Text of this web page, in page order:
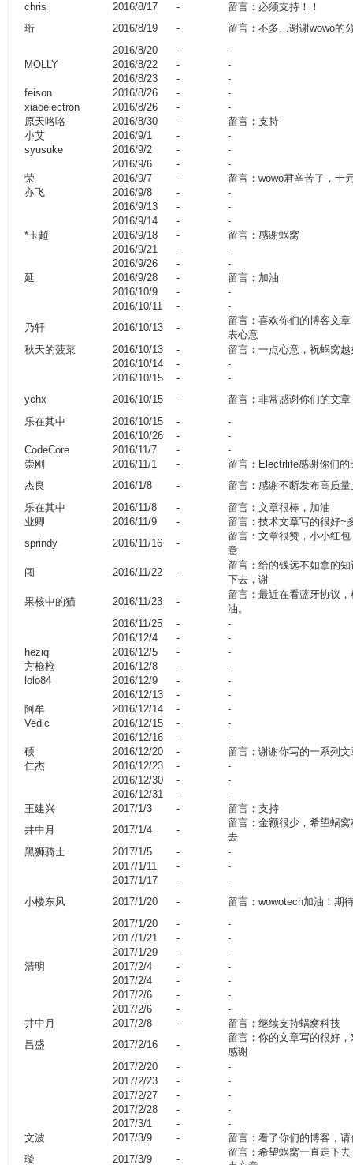
chris
2016/8/17 -
留言：必须支持！！
珩
2016/8/19 -
留言：不多…谢谢wowo的
2016/8/20
-
-
MOLLY
2016/8/22 -
-
2016/8/23
-
-
feison
2016/8/26 -
-
xiaoelectron
2016/8/26 -
-
原天咯咯
2016/8/30 -
留言：支持
小艾
2016/9/1 -
-
syusuke
2016/9/2 -
-
2016/9/6
-
-
荣
2016/9/7 -
留言：wowo君辛苦了，十
亦飞
2016/9/8 -
-
2016/9/13
-
-
2016/9/14
-
-
*玉超
2016/9/18 -
留言：感谢蜗窝
2016/9/21
-
-
2016/9/26
-
-
延
2016/9/28 -
留言：加油
2016/10/9
-
-
2016/10/11
-
-
乃轩
2016/10/13 -
留言：喜欢你们的博客文
表心意
秋天的菠菜
2016/10/13 -
留言：一点心意，祝蜗窝
2016/10/14
-
-
2016/10/15
-
-
ychx
2016/10/15 -
留言：非常感谢你们的文
乐在其中
2016/10/15 -
-
2016/10/26
-
-
CodeCore
2016/11/7 -
-
崇刚
2016/11/1 -
留言：Electrlife感谢你们的
杰良
2016/1/8 -
留言：感谢不断发布高质
乐在其中
2016/11/8 -
留言：文章很棒，加油
业卿
2016/11/9 -
留言：技术文章写的很好~
sprindy
2016/11/16 -
留言：文章很赞，小小红
意
闯
2016/11/22 -
留言：给的钱远不如拿的
下去，谢
果核中的猫
2016/11/23 -
留言：最近在看蓝牙协议
油。
2016/11/25
-
-
2016/12/4
-
-
heziq
2016/12/5 -
-
方枪枪
2016/12/8 -
-
lolo84
2016/12/9 -
-
2016/12/13
-
-
阿牟
2016/12/14 -
-
Vedic
2016/12/15 -
-
2016/12/16
-
-
硕
2016/12/20 -
留言：谢谢你写的一系列文
仁杰
2016/12/23 -
-
2016/12/30
-
-
2016/12/31
-
-
王建兴
2017/1/3 -
留言：支持
井中月
2017/1/4 -
留言：金额很少，希望蜗
去
黑狮骑士
2017/1/5 -
-
2017/1/11
-
-
2017/1/17
-
-
小楼东风
2017/1/20 -
留言：wowotech加油！期
2017/1/20
-
-
2017/1/21
-
-
2017/1/29
-
-
清明
2017/2/4 -
-
2017/2/4
-
-
2017/2/6
-
-
2017/2/6
-
-
井中月
2017/2/8 -
留言：继续支持蜗窝科技
昌盛
2017/2/16 -
留言：你的文章写的很好
感谢
2017/2/20
-
-
2017/2/23
-
-
2017/2/27
-
-
2017/2/28
-
-
2017/3/1
-
-
文波
2017/3/9 -
留言：看了你们的博客，
璇
2017/3/9 -
留言：希望蜗窝一直走下